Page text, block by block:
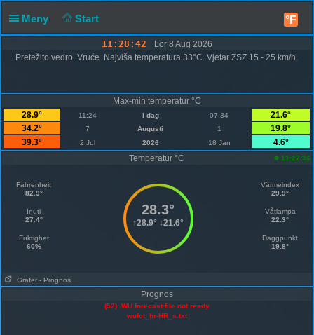
Meny Start °F
11:28:42
Lör 8 Aug 2026
Pretežito vedro. Vruće. Najviša temperatura 33°C. Vjetar ZSZ 15 - 25 km/h.
Max-min temperatur °C
28.9°
11:24 I dag 07:34
21.6°
34.2°
7 Augusti 1
19.8°
39.3°
2 Jul 2026 18 Jan
4.6°
Temperatur °C
11:27:36
Fahrenheit
82.9°
Inuti
27.4°
Fuktighet
60%
28.3°
↑28.9° ↓21.6°
Värmeindex
29.9°
Våtlampa
22.3°
Daggpunkt
19.8°
Grafer - Prognos
Prognos
(52): WU forecast file not ready
wufct_hr-HR_s.txt